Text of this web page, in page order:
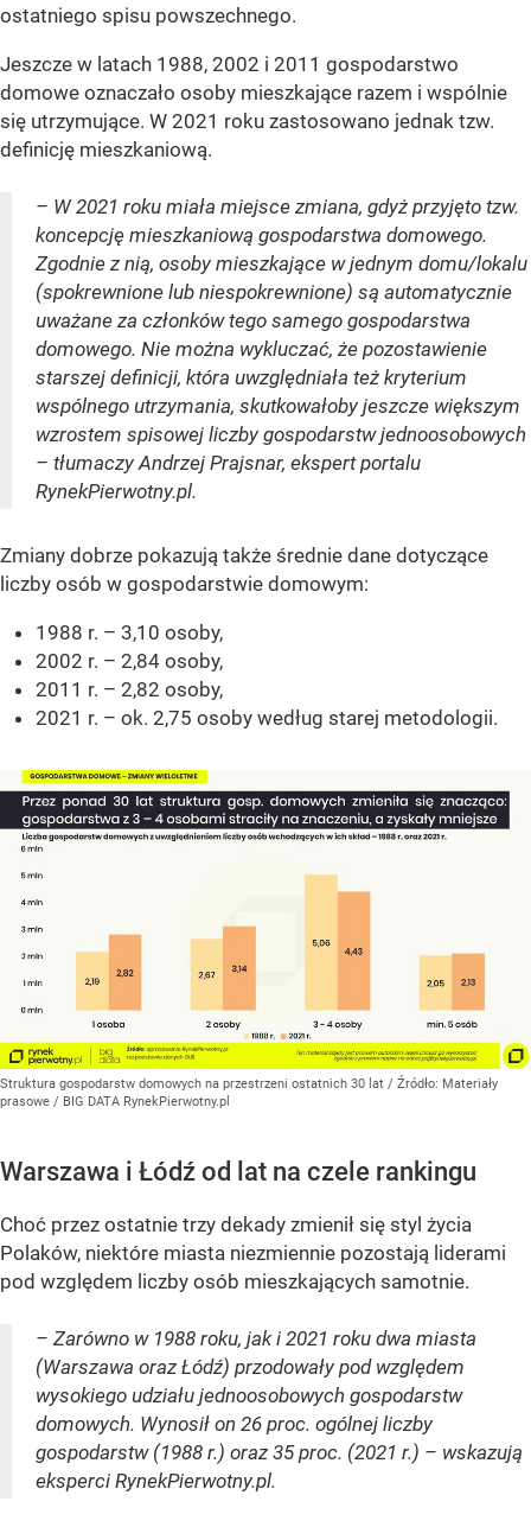
ostatniego spisu powszechnego.
Jeszcze w latach 1988, 2002 i 2011 gospodarstwo
domowe oznaczało osoby mieszkające razem i wspólnie
się utrzymujące. W 2021 roku zastosowano jednak tzw.
definicję mieszkaniową.
– W 2021 roku miała miejsce zmiana, gdyż przyjęto tzw.
koncepcję mieszkaniową gospodarstwa domowego.
Zgodnie z nią, osoby mieszkające w jednym domu/lokalu
(spokrewnione lub niespokrewnione) są automatycznie
uważane za członków tego samego gospodarstwa
domowego. Nie można wykluczać, że pozostawienie
starszej definicji, która uwzględniała też kryterium
wspólnego utrzymania, skutkowałoby jeszcze większym
wzrostem spisowej liczby gospodarstw jednoosobowych
– tłumaczy Andrzej Prajsnar, ekspert portalu
RynekPierwotny.pl.
Zmiany dobrze pokazują także średnie dane dotyczące
liczby osób w gospodarstwie domowym:
1988 r. – 3,10 osoby,
2002 r. – 2,84 osoby,
2011 r. – 2,82 osoby,
2021 r. – ok. 2,75 osoby według starej metodologii.
Struktura gospodarstw domowych na przestrzeni ostatnich 30 lat / Źródło: Materiały
prasowe / BIG DATA RynekPierwotny.pl
Warszawa i Łódź od lat na czele rankingu
Choć przez ostatnie trzy dekady zmienił się styl życia
Polaków, niektóre miasta niezmiennie pozostają liderami
pod względem liczby osób mieszkających samotnie.
– Zarówno w 1988 roku, jak i 2021 roku dwa miasta
(Warszawa oraz Łódź) przodowały pod względem
wysokiego udziału jednoosobowych gospodarstw
domowych. Wynosił on 26 proc. ogólnej liczby
gospodarstw (1988 r.) oraz 35 proc. (2021 r.) – wskazują
eksperci RynekPierwotny.pl.